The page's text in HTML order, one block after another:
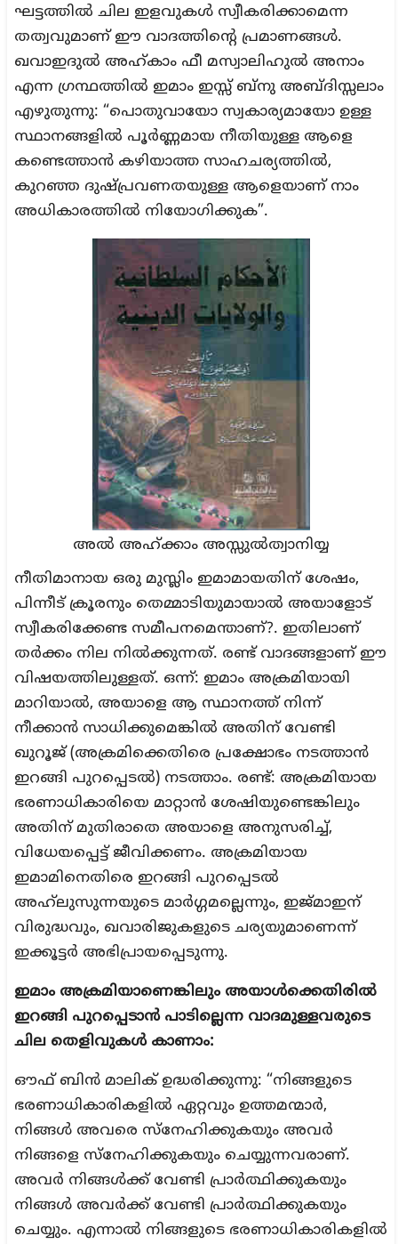
ഘട്ടത്തിൽ ചില ഇളവുകൾ സ്വീകരിക്കാമെന്ന
തത്വവുമാണ് ഈ വാദത്തിന്റെ പ്രമാണങ്ങൾ.
ഖവാഇദുൽ അഹ്‌കാം ഫീ മസ്വാലിഹുൽ അനാം
എന്ന ഗ്രന്ഥത്തിൽ ഇമാം ഇസ്സ് ബ്നു അബ്ദിസ്സലാം
എഴുതുന്നു: “പൊതുവായോ സ്വകാര്യമായോ ഉള്ള
സ്ഥാനങ്ങളിൽ പൂർണ്ണമായ നീതിയുള്ള ആളെ
കണ്ടെത്താൻ കഴിയാത്ത സാഹചര്യത്തിൽ,
കുറഞ്ഞ ദുഷ്പ്രവണതയുള്ള ആളെയാണ് നാം
അധികാരത്തിൽ നിയോഗിക്കുക”.
അൽ അഹ്ക്കാം അസ്സുൽത്വാനിയ്യ
നീതിമാനായ ഒരു മുസ്ലിം ഇമാമായതിന് ശേഷം,
പിന്നീട് ക്രൂരനും തെമ്മാടിയുമായാൽ അയാളോട്
സ്വീകരിക്കേണ്ട സമീപനമെന്താണ്?. ഇതിലാണ്
തർക്കം നില നിൽക്കുന്നത്. രണ്ട് വാദങ്ങളാണ് ഈ
വിഷയത്തിലുള്ളത്. ഒന്ന്: ഇമാം അക്രമിയായി
മാറിയാൽ, അയാളെ ആ സ്ഥാനത്ത് നിന്ന്
നീക്കാൻ സാധിക്കുമെങ്കിൽ അതിന് വേണ്ടി
ഖുറൂജ് (അക്രമിക്കെതിരെ പ്രക്ഷോഭം നടത്താൻ
ഇറങ്ങി പുറപ്പെടൽ) നടത്താം. രണ്ട്: അക്രമിയായ
ഭരണാധികാരിയെ മാറ്റാൻ ശേഷിയുണ്ടെങ്കിലും
അതിന് മുതിരാതെ അയാളെ അനുസരിച്ച്,
വിധേയപ്പെട്ട് ജീവിക്കണം. അക്രമിയായ
ഇമാമിനെതിരെ ഇറങ്ങി പുറപ്പെടൽ
അഹ്‌ലുസുന്നയുടെ മാർഗ്ഗമല്ലെന്നും, ഇജ്മാഇന്
വിരുദ്ധവും, ഖവാരിജുകളുടെ ചര്യയുമാണെന്ന്
ഇക്കൂട്ടർ അഭിപ്രായപ്പെടുന്നു.
ഇമാം അക്രമിയാണെങ്കിലും അയാൾക്കെതിരിൽ
ഇറങ്ങി പുറപ്പെടാൻ പാടില്ലെന്ന വാദമുള്ളവരുടെ
ചില തെളിവുകൾ കാണാം:
ഔഫ് ബിൻ മാലിക് ഉദ്ധരിക്കുന്നു: “നിങ്ങളുടെ
ഭരണാധികാരികളിൽ ഏറ്റവും ഉത്തമന്മാർ,
നിങ്ങൾ അവരെ സ്നേഹിക്കുകയും അവർ
നിങ്ങളെ സ്നേഹിക്കുകയും ചെയ്യുന്നവരാണ്.
അവർ നിങ്ങൾക്ക് വേണ്ടി പ്രാർത്ഥിക്കുകയും
നിങ്ങൾ അവർക്ക് വേണ്ടി പ്രാർത്ഥിക്കുകയും
ചെയ്യും. എന്നാൽ നിങ്ങളുടെ ഭരണാധികാരികളിൽ